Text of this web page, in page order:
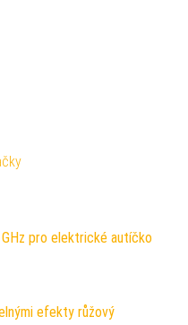
GHz pro elektrické autíčko
efekty růžový